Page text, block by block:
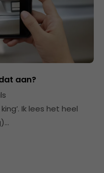
aan?
Ik lees het heel